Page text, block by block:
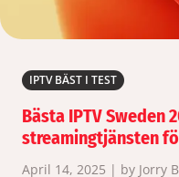
IPTV BÄST I TEST
Bästa IPTV Sweden
streamingtjänsten
April 14, 2025 | by Jorry